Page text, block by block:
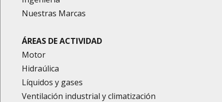
Nuestras Marcas
ÁREAS DE ACTIVIDAD
Motor
Hidraúlica
Líquidos y gases
Ventilación industrial y climatización